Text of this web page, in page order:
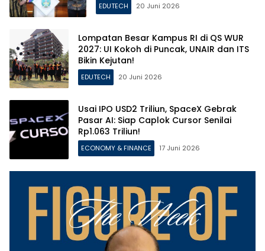
EDUTECH 20 Juni 2026
Lompatan Besar Kampus RI di QS WUR
2027: UI Kokoh di Puncak, UNAIR dan ITS
Bikin Kejutan!
EDUTECH 20 Juni 2026
Usai IPO USD2 Triliun, SpaceX Gebrak
Pasar AI: Siap Caplok Cursor Senilai
Rp1.063 Triliun!
ECONOMY & FINANCE 17 Juni 2026